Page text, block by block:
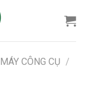
MÁY CÔNG CỤ /